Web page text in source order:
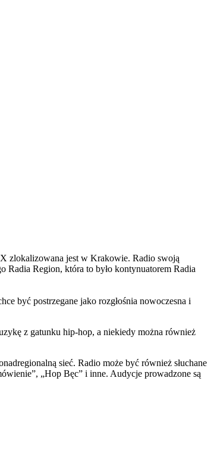
zlokalizowana jest w Krakowie. Radio swoją
Radia Region, która to było kontynuatorem Radia
być postrzegane jako rozgłośnia nowoczesna i
z gatunku hip-hop, a niekiedy można również
sieć. Radio może być również słuchane
„Hop Bęc” i inne. Audycje prowadzone są